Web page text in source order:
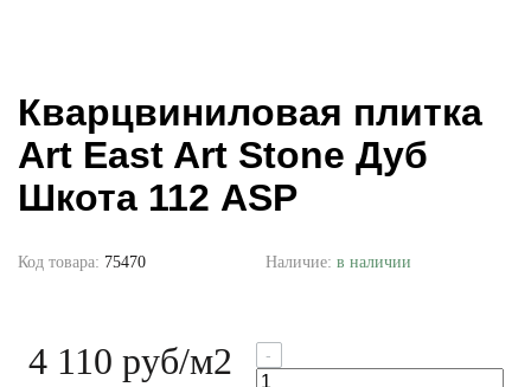
Кварцвиниловая плитка
Art East Art Stone Дуб
Шкота 112 ASP
Код товара: 75470 Наличие: в наличии
4 110 руб/м2 -